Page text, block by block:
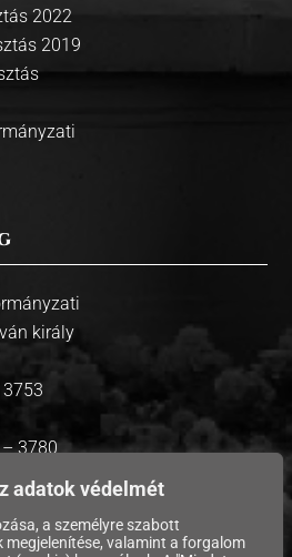
adatok védelmét
a személyre szabott
valamint a forgalom
2022
2019
király
3780
35.